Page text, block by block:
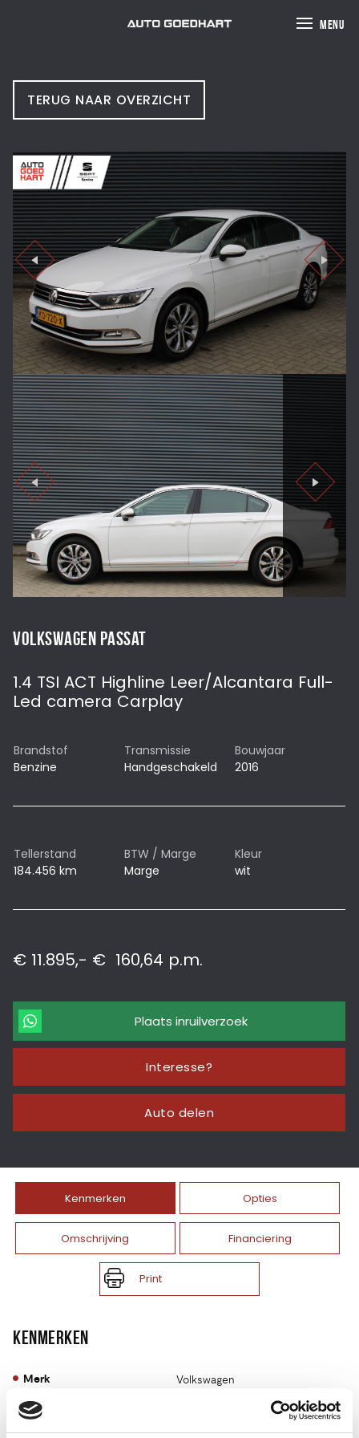
MENU
TERUG NAAR OVERZICHT
VOLKSWAGEN PASSAT
1.4 TSI ACT Highline Leer/Alcantara Full-
Led camera Carplay
Brandstof
Benzine
Transmissie
Handgeschakeld
Bouwjaar
2016
Tellerstand
184.456 km
BTW / Marge
Marge
Kleur
wit
€ 11.895,- € 160,64 p.m.
Plaats inruilverzoek
Interesse?
Auto delen
Kenmerken Opties
Omschrijving Financiering
Print
KENMERKEN
Merk Volkswagen
Model
Type 1.4 TSI ACT Highline